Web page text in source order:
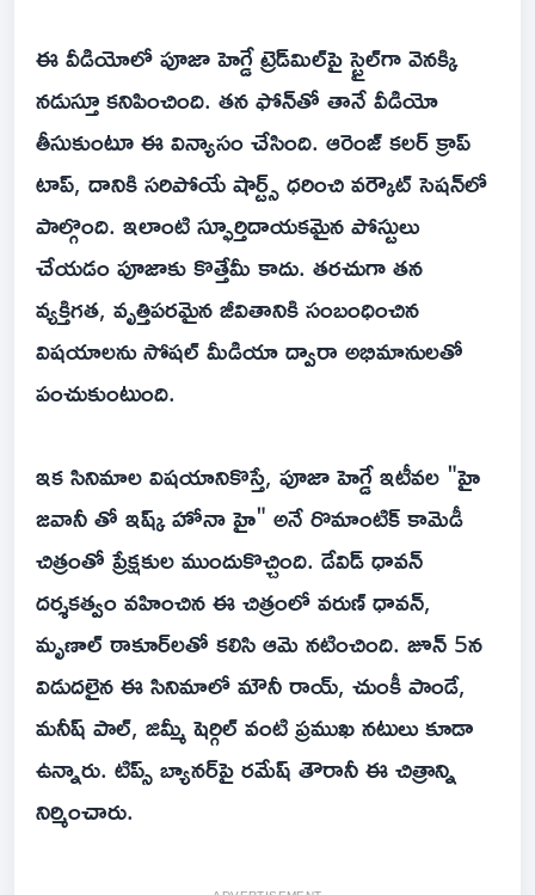
ఈ వీడియోలో పూజా హెగ్డే ట్రెడ్‌మిల్‌పై స్టైల్‌గా వెనక్కి
నడుస్తూ కనిపించింది. తన ఫోన్‌తో తానే వీడియో
తీసుకుంటూ ఈ విన్యాసం చేసింది. ఆరెంజ్ కలర్ క్రాప్
టాప్, దానికి సరిపోయే షార్ట్స్‌ ధరించి వర్కౌట్ సెషన్‌లో
పాల్గొంది. ఇలాంటి స్ఫూర్తిదాయకమైన పోస్టులు
చేయడం పూజాకు కొత్తేమీ కాదు. తరచుగా తన
వ్యక్తిగత, వృత్తిపరమైన జీవితానికి సంబంధించిన
విషయాలను సోషల్ మీడియా ద్వారా అభిమానులతో
పంచుకుంటుంది.
ఇక సినిమాల విషయానికొస్తే, పూజా హెగ్డే ఇటీవల "హై
జవానీ తో ఇష్క్ హోనా హై" అనే రొమాంటిక్ కామెడీ
చిత్రంతో ప్రేక్షకుల ముందుకొచ్చింది. డేవిడ్ ధావన్
దర్శకత్వం వహించిన ఈ చిత్రంలో వరుణ్ ధావన్,
మృణాల్ ఠాకూర్‌లతో కలిసి ఆమె నటించింది. జూన్ 5న
విడుదలైన ఈ సినిమాలో మౌనీ రాయ్, చుంకీ పాండే,
మనీష్ పాల్, జిమ్మీ షెర్గిల్ వంటి ప్రముఖ నటులు కూడా
ఉన్నారు. టిప్స్ బ్యానర్‌పై రమేష్ తౌరానీ ఈ చిత్రాన్ని
నిర్మించారు.